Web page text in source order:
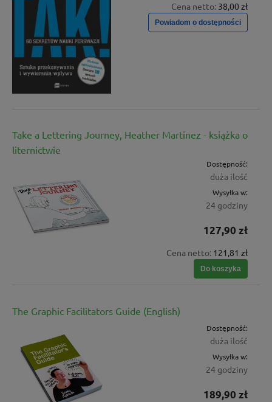
Cena netto: 38,00 zł
Powiadom o dostępności
Take a Lettering Journey, Heather Martinez - książka o
liternictwie
Dostępność:
duża ilość
Wysyłka w:
24 godziny
127,90 zł
Cena netto: 121,81 zł
Do koszyka
The Graphic Facilitators Guide (English)
Dostępność:
duża ilość
Wysyłka w:
24 godziny
189,90 zł